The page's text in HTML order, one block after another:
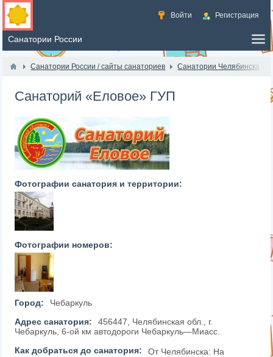
Войти Регистрация
Санатории России / сайты санаториев Санатории Челябинска
Санаторий «Еловое» ГУП
Фотографии санатория и территории:
Фотографии номеров:
Город:
Чебаркуль
Адрес санатория:
456447, Челябинская обл., г.
Чебаркуль, 6-ой км автодороги Чебаркуль—Миасс.
Как добраться до санатория:
От Челябинска: На